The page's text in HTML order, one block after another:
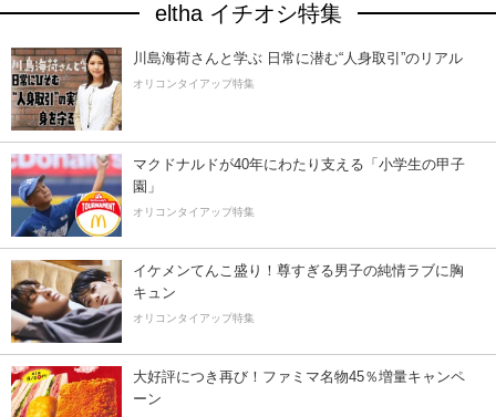
eltha イチオシ特集
川島海荷さんと学ぶ 日常に潜む“人身取引”のリアル
オリコンタイアップ特集
マクドナルドが40年にわたり支える「小学生の甲子
園」
オリコンタイアップ特集
イケメンてんこ盛り！尊すぎる男子の純情ラブに胸
キュン
オリコンタイアップ特集
大好評につき再び！ファミマ名物45％増量キャンペ
ーン